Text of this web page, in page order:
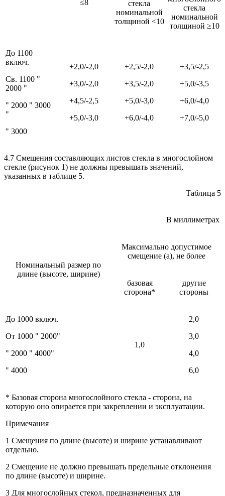
≤8
стекла
номинальной
толщиной <10
стекла
номинальной
толщиной ≥10
До 1100
включ.
Св. 1100 "
2000 "
" 2000 " 3000
"
" 3000
+2,0/-2,0
+3,0/-2,0
+4,5/-2,5
+5,0/-3,0
+2,5/-2,0
+3,5/-2,0
+5,0/-3,0
+6,0/-4,0
+3,5/-2,5
+5,0/-3,5
+6,0/-4,0
+7,0/-5,0
4.7 Смещения составляющих листов стекла в многослойном
стекле (рисунок 1) не должны превышать значений,
указанных в таблице 5.
Таблица 5
В миллиметрах
Номинальный размер по
длине (высоте, ширине)
Максимально допустимое
смещение (а), не более
базовая
сторона*
другие
стороны
До 1000 включ.
От 1000 " 2000"
" 2000 " 4000"
" 4000
1,0
2,0
3,0
4,0
6,0
* Базовая сторона многослойного стекла - сторона, на
которую оно опирается при закреплении и эксплуатации.
Примечания
1 Смещения по длине (высоте) и ширине устанавливают
отдельно.
2 Смещение не должно превышать предельные отклонения
по длине (высоте) и ширине.
3 Для многослойных стекол, предназначенных для